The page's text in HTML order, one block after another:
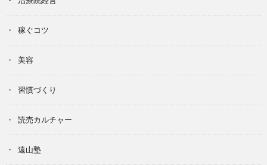
稼ぐコツ
美容
習慣づくり
読売カルチャー
遠山塾